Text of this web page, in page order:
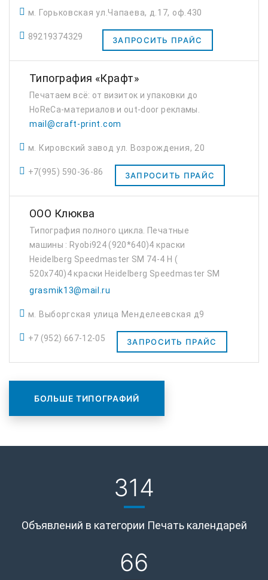
резка, брошюровка, фальцовка...
м. Горьковская ул.Чапаева, д.17, оф.430
89219374329 ЗАПРОСИТЬ ПРАЙС
Типография «Крафт»
Печатаем всё: от визиток и упаковки до
HoReCa-материалов и out-door рекламы.
mail@craft-print.com
м. Кировский завод ул. Возрождения, 20
+7(995) 590-36-86 ЗАПРОСИТЬ ПРАЙС
ООО Клюква
Типография полного цикла. Печатные
машины : Ryobi924 (920*640)4 краски
Heidelberg Speedmaster SM 74-4 H (
520х740)4 краски Heidelberg Speedmaster SM
52-5(20х360)5 красок Фальцовка Stahlfolder
перпенд...
grasmik13@mail.ru
м. Выборгская улица Менделеевская д9
+7 (952) 667-12-05 ЗАПРОСИТЬ ПРАЙС
БОЛЬШЕ ТИПОГРАФИЙ
314
Объявлений в категории Печать календарей
66